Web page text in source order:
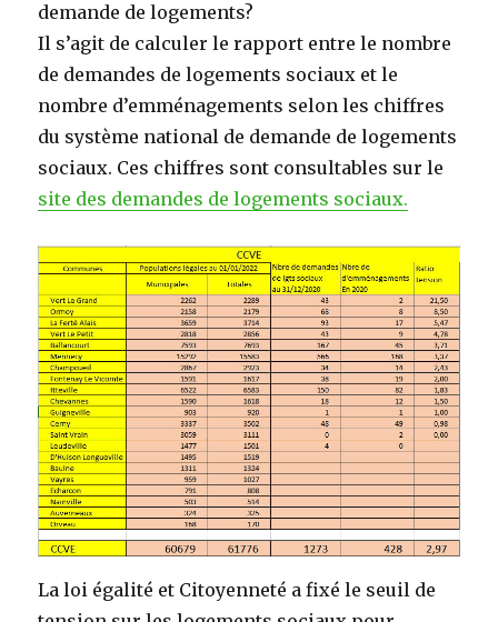
demande de logements?
Il s’agit de calculer le rapport entre le nombre
de demandes de logements sociaux et le
nombre d’emménagements selon les chiffres
du système national de demande de logements
sociaux. Ces chiffres sont consultables sur le
site des demandes de logements sociaux.
La loi égalité et Citoyenneté a fixé le seuil de